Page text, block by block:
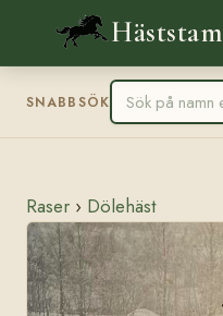
Häststam
SNABBSÖK
Raser › Dölehäst